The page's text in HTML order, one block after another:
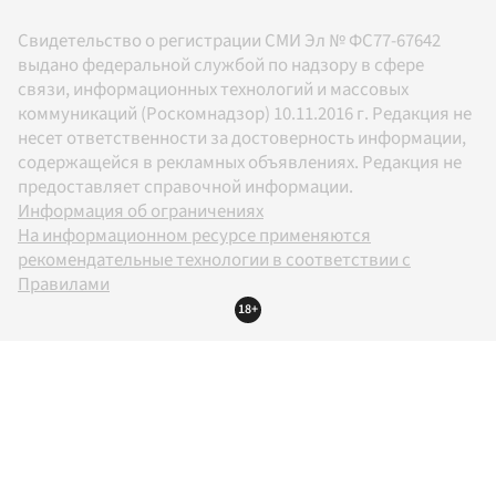
Свидетельство о регистрации СМИ Эл № ФС77-67642
выдано федеральной службой по надзору в сфере
связи, информационных технологий и массовых
коммуникаций (Роскомнадзор) 10.11.2016 г. Редакция не
несет ответственности за достоверность информации,
содержащейся в рекламных объявлениях. Редакция не
предоставляет справочной информации.
Информация об ограничениях
На информационном ресурсе применяются
рекомендательные технологии в соответствии с
Правилами
18+